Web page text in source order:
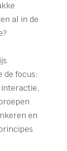
al in de
de focus:
interactie,
en